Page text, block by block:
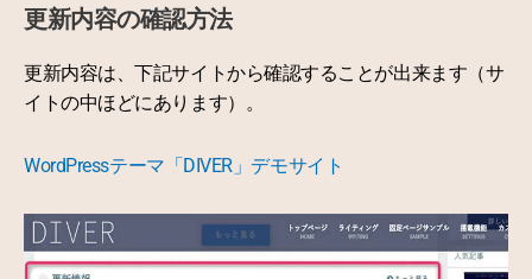
更新内容の確認方法
更新内容は、下記サイトから確認することが出来ます（サ
イトの中ほどにあります）。
WordPressテーマ「DIVER」デモサイト